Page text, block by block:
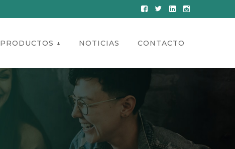
Facebook
TwitterLinkedInInstagram
PRODUCTOS ↓ NOTICIAS CONTACTO